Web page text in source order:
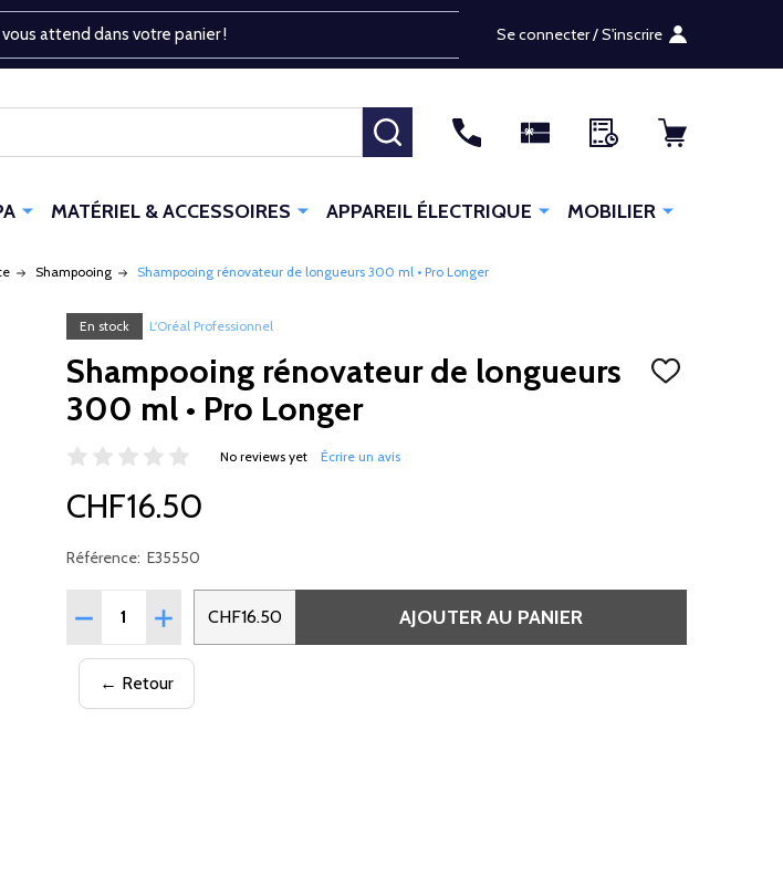
attend dans votre panier ! Se connecter / S'inscrire
RECHERCHER
MATÉRIEL & ACCESSOIRES APPAREIL ÉLECTRIQUE MOBILIER
Shampooing Shampooing rénovateur de longueurs 300 ml • Pro Longer
En stock L'Oréal Professionnel
Shampooing rénovateur de longueurs
300 ml • Pro Longer
AJOUTER
No reviews yet Écrire un avis
CHF16.50
Référence: E35550
Quantité:
RÉDUIRE LA QUANTITÉ DE SHAMPOOING RÉNOVATEUR DE LONGUEURS 300 ML •
AUGMENTER LA QUANTITÉ DE SHAMPOOING RÉNOVATEUR DE
CHF16.50 AJOUTER AU PANIER
← Retour